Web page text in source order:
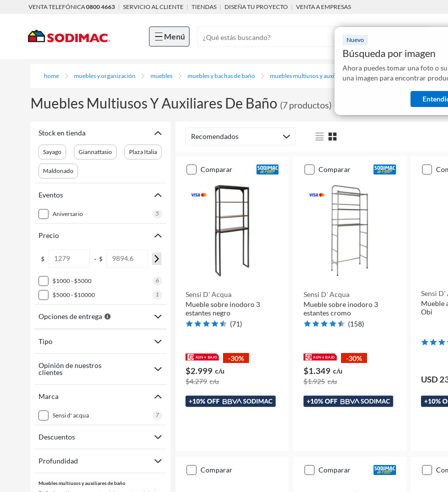
VENTA TELEFÓNICA0800 4663 | SERVICIO AL CLIENTE | TIENDAS | DISEÑA TU PROYECTO | VENTA A EMPRESAS
Menú Nuevo
Búsqueda por imagen
Ahora puedes tomar una foto o
una imagen para encontrar
home muebles y organización muebles muebles y bachas de baño muebles multiusos y auxiliares de baño
Muebles Multiusos Y Auxiliares De Baño (7productos)
Stock en tienda
Sayago Giannattasio Plaza Italia
Maldonado
Eventos
aniversario 5
Precio
$ - $
$1000 - $5000
6
$5000 - $10000
1
Opciones de entrega
Tipo
Opinión de nuestros
clientes
Marca
sensi d' acqua 7
Descuentos
Profundidad
Muebles multiusos y auxiliares de baño
Recomendados
comparar
Sensi D' Acqua
Mueble sobre inodoro 3
estantes negro
(71)
-30%
$2.999 c/u
$4.279 c/u
comparar
Sensi D' Acqua
Mueble sobre inodoro 3
estantes cromo
(158)
-30%
$1.349 c/u
$1.925 c/u
Sensi D'
Mueble
Obi
USD
comparar comparar